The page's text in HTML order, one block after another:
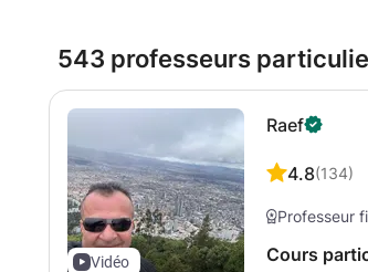
543 professeurs
Vidéo
Raef
4.8(134)
Professeur
Cours